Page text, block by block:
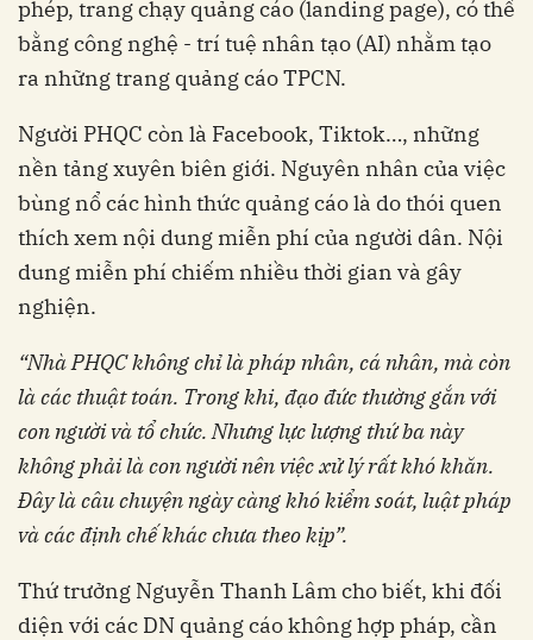
phép, trang chạy quảng cáo (landing page), có thể
bằng công nghệ - trí tuệ nhân tạo (AI) nhằm tạo
ra những trang quảng cáo TPCN.
Người PHQC còn là Facebook, Tiktok…, những
nền tảng xuyên biên giới. Nguyên nhân của việc
bùng nổ các hình thức quảng cáo là do thói quen
thích xem nội dung miễn phí của người dân. Nội
dung miễn phí chiếm nhiều thời gian và gây
nghiện.
“Nhà PHQC không chỉ là pháp nhân, cá nhân, mà còn
là các thuật toán. Trong khi, đạo đức thường gắn với
con người và tổ chức. Nhưng lực lượng thứ ba này
không phải là con người nên việc xử lý rất khó khăn.
Đây là câu chuyện ngày càng khó kiểm soát, luật pháp
và các định chế khác chưa theo kịp”.
Thứ trưởng Nguyễn Thanh Lâm cho biết, khi đối
diện với các DN quảng cáo không hợp pháp, cần